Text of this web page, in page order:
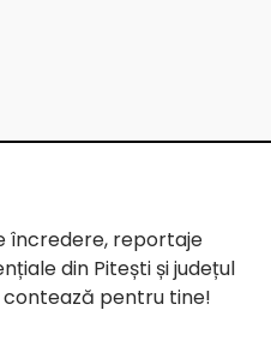
încredere, reportaje
din Pitești și județul
pentru tine!